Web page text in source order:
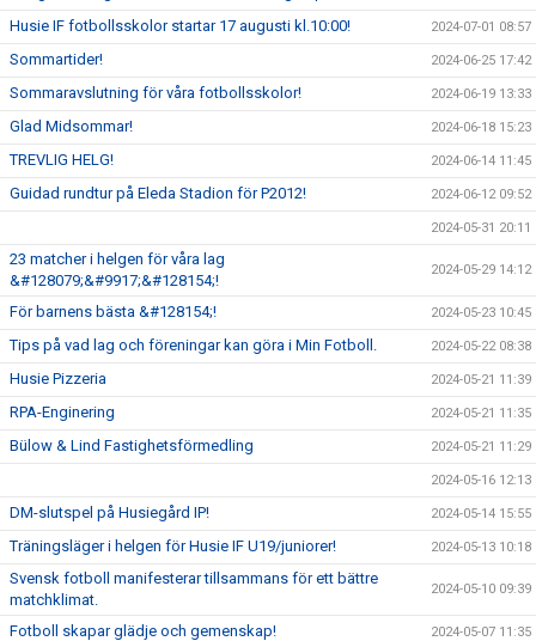
Husie IF fotbollsskolor startar 17 augusti kl.10:00! 2024-07-01 08:57
Sommartider! 2024-06-25 17:42
Sommaravslutning för våra fotbollsskolor! 2024-06-19 13:33
Glad Midsommar! 2024-06-18 15:23
TREVLIG HELG! 2024-06-14 11:45
Guidad rundtur på Eleda Stadion för P2012! 2024-06-12 09:52
2024-05-31 20:11
23 matcher i helgen för våra lag
&#128079;&#9917;&#128154;!
2024-05-29 14:12
För barnens bästa &#128154;! 2024-05-23 10:45
Tips på vad lag och föreningar kan göra i Min Fotboll. 2024-05-22 08:38
Husie Pizzeria 2024-05-21 11:39
RPA-Enginering 2024-05-21 11:35
Bülow & Lind Fastighetsförmedling 2024-05-21 11:29
2024-05-16 12:13
DM-slutspel på Husiegård IP! 2024-05-14 15:55
Träningsläger i helgen för Husie IF U19/juniorer! 2024-05-13 10:18
Svensk fotboll manifesterar tillsammans för ett bättre
matchklimat.
2024-05-10 09:39
Fotboll skapar glädje och gemenskap! 2024-05-07 11:35